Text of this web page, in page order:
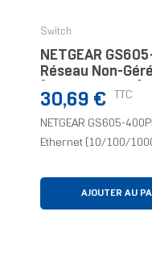
Switch
NETGEAR
Réseau Non-
(10/100/1000)
Prix
30,69 € TTC
NETGEAR GS605-
Ethernet (10/100/
AJOUTER AU